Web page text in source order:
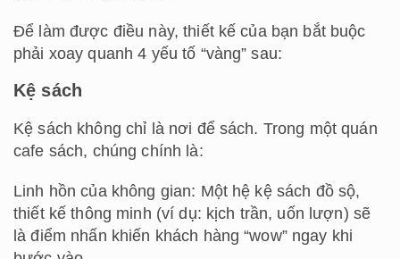
Để làm được điều này, thiết kế của bạn bắt buộc
phải xoay quanh 4 yếu tố “vàng” sau:
Kệ sách
Kệ sách không chỉ là nơi để sách. Trong một quán
cafe sách, chúng chính là:
Linh hồn của không gian: Một hệ kệ sách đồ sộ,
thiết kế thông minh (ví dụ: kịch trần, uốn lượn) sẽ
là điểm nhấn khiến khách hàng “wow” ngay khi